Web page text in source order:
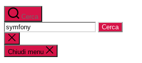
Cerca
Cerca:
Chiudi
la
ricerca
Chiudi menu